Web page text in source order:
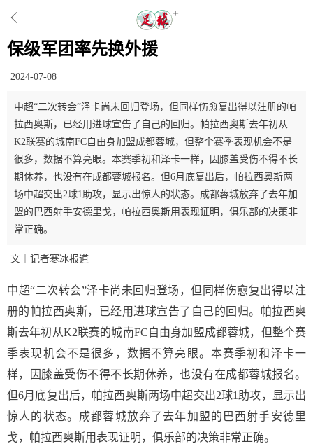
保级军团率先换外援
2024-07-08
中超“二次转会”泽卡尚未回归登场，但同样伤愈复出得以注册的帕
拉西奥斯，已经用进球宣告了自己的回归。帕拉西奥斯去年初从
K2联赛的城南FC自由身加盟成都蓉城，但整个赛季表现机会不是
很多，数据不算亮眼。本赛季初和泽卡一样，因膝盖受伤不得不长
期休养，也没有在成都蓉城报名。但6月底复出后，帕拉西奥斯两
场中超交出2球1助攻，显示出惊人的状态。成都蓉城放弃了去年加
盟的巴西射手安德里戈，帕拉西奥斯用表现证明，俱乐部的决策非
常正确。
文｜记者寒冰报道
中超“二次转会”泽卡尚未回归登场，但同样伤愈复出得以注
册的帕拉西奥斯，已经用进球宣告了自己的回归。帕拉西奥
斯去年初从K2联赛的城南FC自由身加盟成都蓉城，但整个赛
季表现机会不是很多，数据不算亮眼。本赛季初和泽卡一
样，因膝盖受伤不得不长期休养，也没有在成都蓉城报名。
但6月底复出后，帕拉西奥斯两场中超交出2球1助攻，显示出
惊人的状态。成都蓉城放弃了去年加盟的巴西射手安德里
戈，帕拉西奥斯用表现证明，俱乐部的决策非常正确。